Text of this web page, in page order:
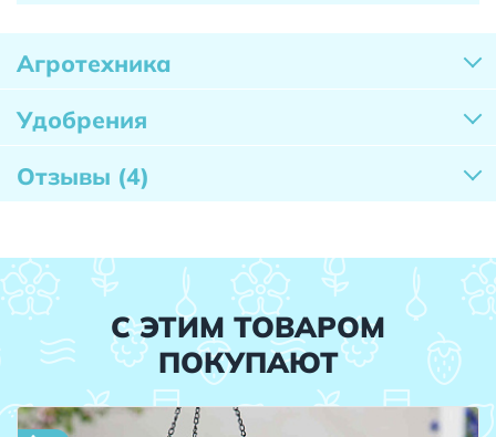
Агротехника
Удобрения
Отзывы (4)
С ЭТИМ ТОВАРОМ
ПОКУПАЮТ